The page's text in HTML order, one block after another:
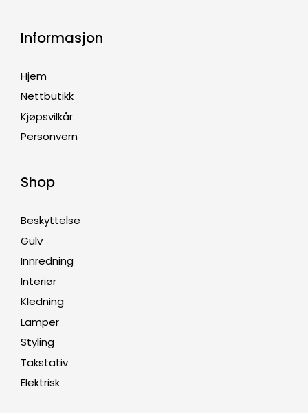
Informasjon
Hjem
Nettbutikk
Kjøpsvilkår
Personvern
Shop
Beskyttelse
Gulv
Innredning
Interiør
Kledning
Lamper
Styling
Takstativ
Elektrisk